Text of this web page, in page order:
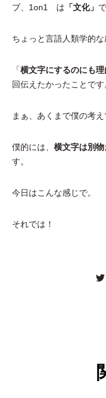
ブ、1on1 は 「文化」
ちょっと言語人類学的
「横文字にするのにも
回伝えたかったことです
まぁ、あくまで僕の考え
僕的には、 横文字は別物
す。
今日はこんな感じで。
それでは！